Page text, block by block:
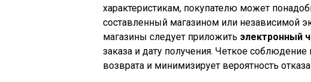
характеристикам, покупателю может
составленный магазином или независимой
магазины следует приложить электронный
заказа и дату получения. Четкое
возврата и минимизирует вероятность